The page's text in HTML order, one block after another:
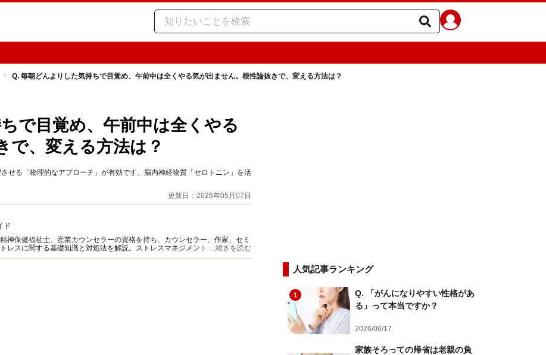
Q. 毎朝どんよりした気持ちで目覚め、午前中は全くやる気が出ません。根性論抜きで、変える方法は？
で目覚め、午前中は全くやる
で、変える方法は？
せる「物理的なアプローチ」が有効です。脳内神経物質「セロトニン」を活
更新日：2026年05月07日
ド
神保健福祉士、産業カウンセラーの資格を持ち、カウンセラー、作家、セミ
レスに関する基礎知識と対処法を解説。ストレスマネジメントやメンタルケ
...続きを読む
人気記事ランキング
1
Q. 「がんになりやすい性格があ
る」って本当ですか？
2026/06/17
家族そろっての帰省は老親の負